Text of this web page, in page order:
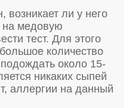
возникает ли у него
на медовую
тест. Для этого
количество
около 15-
никаких сыпей
аллергии на данный